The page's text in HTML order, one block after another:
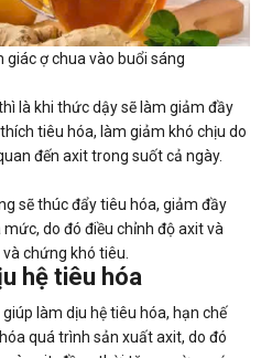
ợ chua vào buổi sáng
là khi thức dậy sẽ làm giảm đầy
tiêu hóa, làm giảm khó chịu do
đến axit trong suốt cả ngày.
sẽ thúc đẩy tiêu hóa, giảm đầy
do đó điều chỉnh độ axit và
chứng khó tiêu.
hệ tiêu hóa
làm dịu hệ tiêu hóa, hạn chế
quá trình sản xuất axit, do đó